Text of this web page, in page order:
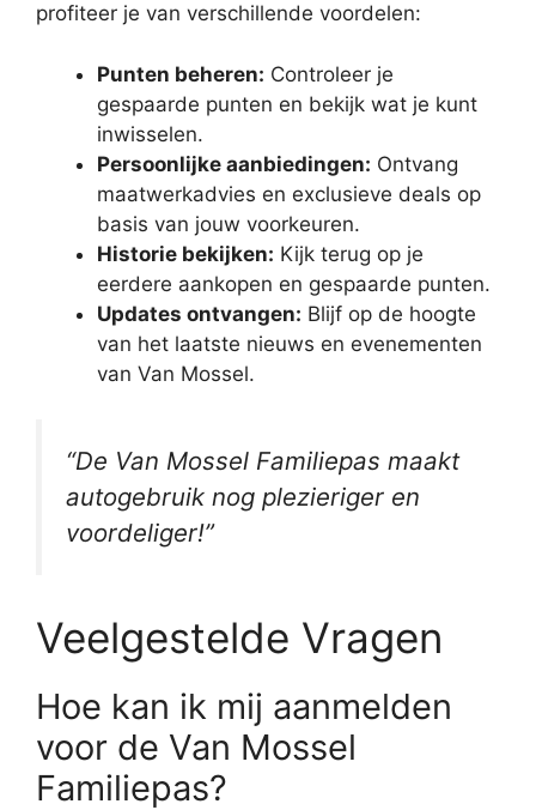
profiteer je van verschillende voordelen:
Punten beheren: Controleer je
gespaarde punten en bekijk wat je kunt
inwisselen.
Persoonlijke aanbiedingen: Ontvang
maatwerkadvies en exclusieve deals op
basis van jouw voorkeuren.
Historie bekijken: Kijk terug op je
eerdere aankopen en gespaarde punten.
Updates ontvangen: Blijf op de hoogte
van het laatste nieuws en evenementen
van Van Mossel.
“De Van Mossel Familiepas maakt
autogebruik nog plezieriger en
voordeliger!”
Veelgestelde Vragen
Hoe kan ik mij aanmelden
voor de Van Mossel
Familiepas?